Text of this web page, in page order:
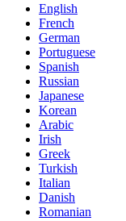
English
French
German
Portuguese
Spanish
Russian
Japanese
Korean
Arabic
Irish
Greek
Turkish
Italian
Danish
Romanian